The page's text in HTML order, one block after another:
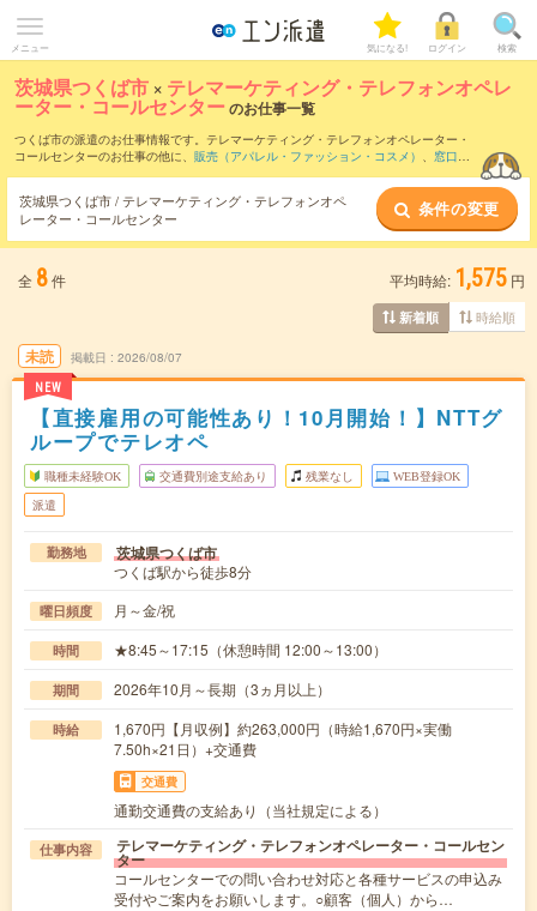
メニュー 気になる! ログイン 検索
茨城県つくば市 × テレマーケティング・テレフォンオペレ
ーター・コールセンターのお仕事一覧
つくば市の派遣のお仕事情報です。テレマーケティング・テレフォンオペレーター・
コールセンターのお仕事の他に、 販売（アパレル・ファッション・コスメ） 、 窓口・
などのこだわり条件で絞り込ん
でいただけます。職種辞典：テレマーケティング・テレフォンオペレーター・コール
センターのお仕事とは？とは？
茨城県つくば市 / テレマーケティング・テレフォンオペ
レーター・コールセンター
条件の変更
全 8件 平均時給: 1,575 円
新着順 時給順
未読
NEW
掲載日 2026/08/07
【直接雇用の可能性あり！10月開始！】NTTグ
ループでテレオペ
職種未経験OK 交通費別途支給あり 残業なし WEB登録OK
派遣
勤務地 茨城県つくば市
つくば駅から徒歩8分
曜日頻度 月～金/祝
時間 ★8:45～17:15（休憩時間 12:00～13:00）
期間 2026年10月～長期（3ヵ月以上）
時給
1,670円【月収例】約263,000円（時給1,670円×実働
7.50h×21日）+交通費
交通費
通勤交通費の支給あり（当社規定による）
仕事内容 テレマーケティング・テレフォンオペレーター・コールセン
ター
コールセンターでの問い合わせ対応と各種サービスの申込み
受付やご案内をお願いします。○顧客（個人）から…